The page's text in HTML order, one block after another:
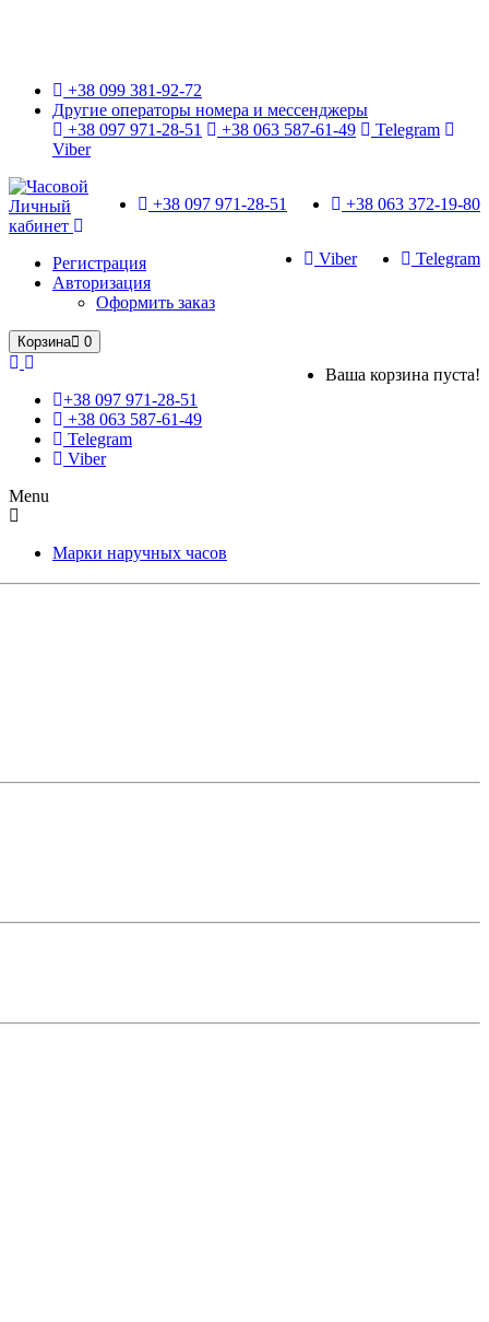
+38 099 381-92-72
Другие операторы номера и мессенджеры
+38 097 971-28-51
+38 063 587-61-49
Telegram
Viber
+38 063 372-19-80
+38 097 971-28-51
Telegram
Viber
Личный
кабинет
Регистрация
Авторизация
Оформить заказ
Корзина 0
Ваша корзина пуста!
+38 097 971-28-51
+38 063 587-61-49
Telegram
Viber
Menu
Марки наручных часов